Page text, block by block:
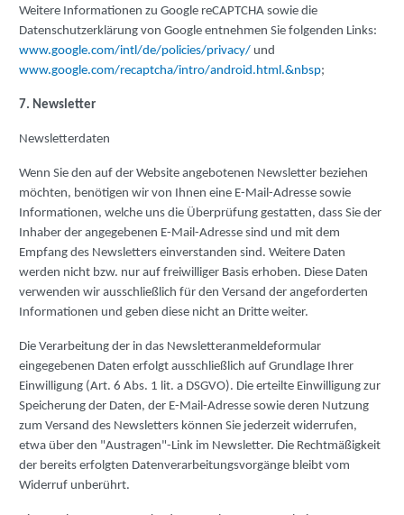
Weitere Informationen zu Google reCAPTCHA sowie die
Datenschutzerklärung von Google entnehmen Sie folgenden Links:
www.google.com/intl/de/policies/privacy/ und
www.google.com/recaptcha/intro/android.html.&nbsp;
7. Newsletter
Newsletterdaten
Wenn Sie den auf der Website angebotenen Newsletter beziehen
möchten, benötigen wir von Ihnen eine E-Mail-Adresse sowie
Informationen, welche uns die Überprüfung gestatten, dass Sie der
Inhaber der angegebenen E-Mail-Adresse sind und mit dem
Empfang des Newsletters einverstanden sind. Weitere Daten
werden nicht bzw. nur auf freiwilliger Basis erhoben. Diese Daten
verwenden wir ausschließlich für den Versand der angeforderten
Informationen und geben diese nicht an Dritte weiter.
Die Verarbeitung der in das Newsletteranmeldeformular
eingegebenen Daten erfolgt ausschließlich auf Grundlage Ihrer
Einwilligung (Art. 6 Abs. 1 lit. a DSGVO). Die erteilte Einwilligung zur
Speicherung der Daten, der E-Mail-Adresse sowie deren Nutzung
zum Versand des Newsletters können Sie jederzeit widerrufen,
etwa über den "Austragen"-Link im Newsletter. Die Rechtmäßigkeit
der bereits erfolgten Datenverarbeitungsvorgänge bleibt vom
Widerruf unberührt.